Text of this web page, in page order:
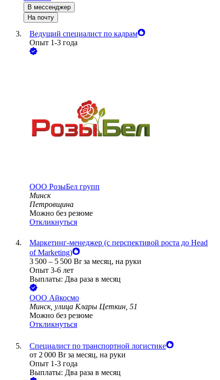
В мессенджер
На почту
Ведущий специалист по кадрам
Опыт 1-3 года
ООО РозыБел групп
Минск
Петровщина
Можно без резюме
Откликнуться
Маркетинг-менеджер (с перспективой роста до Head
of Marketing)
3 500 – 5 500 Br за месяц, на руки
Опыт 3-6 лет
Выплаты: Два раза в месяц
ООО Айкосмо
Минск, улица Клары Цеткин, 51
Можно без резюме
Откликнуться
Специалист по транспортной логистике
от 2 000 Br за месяц, на руки
Опыт 1-3 года
Выплаты: Два раза в месяц